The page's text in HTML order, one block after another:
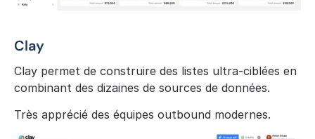
Clay
Clay permet de construire des listes ultra-ciblées en
combinant des dizaines de sources de données.
Très apprécié des équipes outbound modernes.